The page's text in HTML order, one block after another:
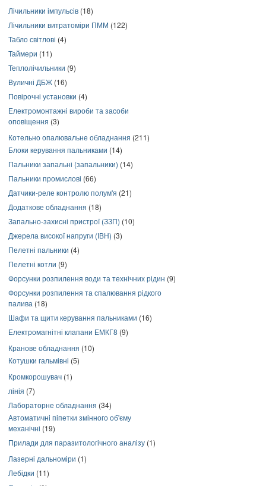
Лічильники імпульсів (18)
Лічильники витратоміри ПММ (122)
Табло світлові (4)
Таймери (11)
Теплолічильники (9)
Вуличні ДБЖ (16)
Повірочні установки (4)
Електромонтажні вироби та засоби
оповіщення (3)
Котельно опалювальне обладнання (211)
Блоки керування пальниками (14)
Пальники запальні (запальники) (14)
Пальники промислові (66)
Датчики-реле контролю полум'я (21)
Додаткове обладнання (18)
Запально-захисні пристрої (ЗЗП) (10)
Джерела високої напруги (ІВН) (3)
Пелетні пальники (4)
Пелетні котли (9)
Форсунки розпилення води та технічних рідин (9)
Форсунки розпилення та спалювання рідкого
палива (18)
Шафи та щити керування пальниками (16)
Електромагнітні клапани ЕМКГ8 (9)
Кранове обладнання (10)
Котушки гальмівні (5)
Кромкорошувач (1)
лінія (7)
Лабораторне обладнання (34)
Автоматичні піпетки змінного об'єму
механічні (19)
Прилади для паразитологічного аналізу (1)
Лазерні дальноміри (1)
Лебідки (11)